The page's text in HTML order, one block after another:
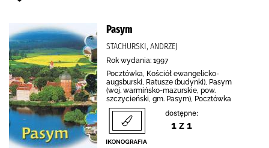
Pasym
STACHURSKI, ANDRZEJ
Rok wydania: 1997
Pocztówka, Kościół ewangelicko-
augsburski, Ratusze (budynki), Pasym
(woj. warmińsko-mazurskie, pow.
szczycieński, gm. Pasym), Pocztówka
dostępne:
1 z 1